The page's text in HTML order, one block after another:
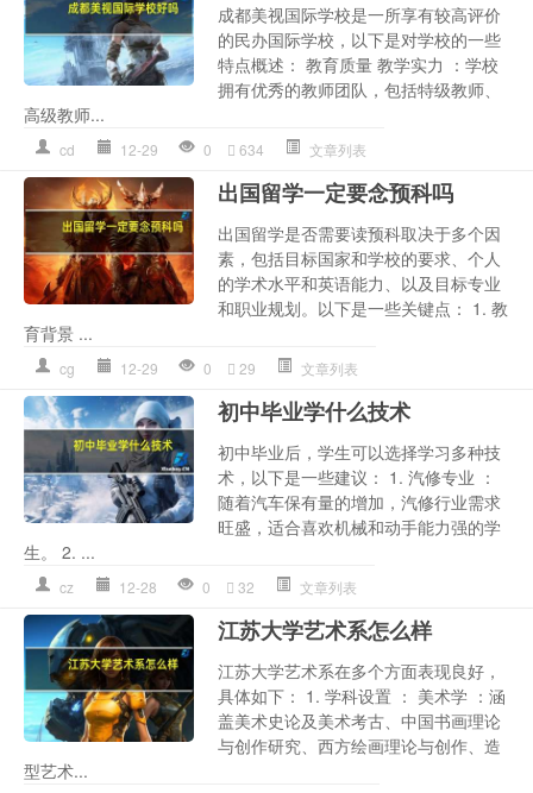
成都美视国际学校是一所享有较高评价
的民办国际学校，以下是对学校的一些
特点概述： 教育质量 教学实力 ：学校
拥有优秀的教师团队，包括特级教师、
高级教师...
cd 12-29 0 634 文章列表
出国留学一定要念预科吗
出国留学是否需要读预科取决于多个因
素，包括目标国家和学校的要求、个人
的学术水平和英语能力、以及目标专业
和职业规划。以下是一些关键点： 1. 教
育背景 ...
cg 12-29 0 29 文章列表
初中毕业学什么技术
初中毕业后，学生可以选择学习多种技
术，以下是一些建议： 1. 汽修专业 ：
随着汽车保有量的增加，汽修行业需求
旺盛，适合喜欢机械和动手能力强的学
生。 2. ...
cz 12-28 0 32 文章列表
江苏大学艺术系怎么样
江苏大学艺术系在多个方面表现良好，
具体如下： 1. 学科设置 ： 美术学 ：涵
盖美术史论及美术考古、中国书画理论
与创作研究、西方绘画理论与创作、造
型艺术...